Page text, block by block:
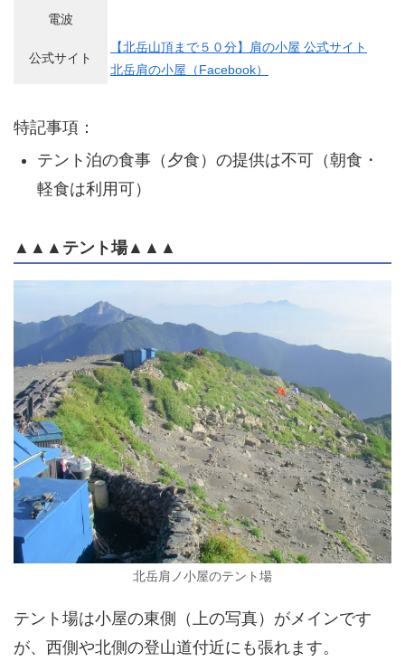
電波
公式サイト
【北岳山頂まで５０分】肩の小屋 公式サイト
北岳肩の小屋（Facebook）
特記事項：
テント泊の食事（夕食）の提供は不可（朝食・
軽食は利用可）
▲▲▲テント場▲▲▲
北岳肩ノ小屋のテント場
テント場は小屋の東側（上の写真）がメインです
が、西側や北側の登山道付近にも張れます。